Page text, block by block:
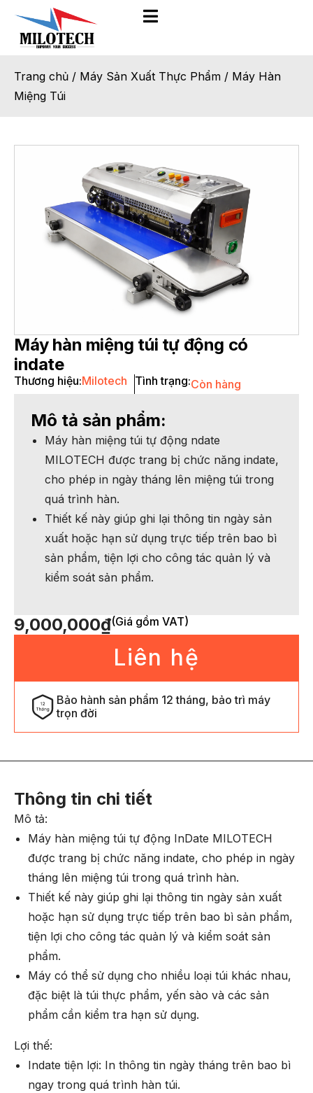
Trang chủ / Máy Sản Xuất Thực Phẩm / Máy Hàn
Miệng Túi
Máy hàn miệng túi tự động có
indate
Thương hiệu:Milotech Tình trạng:Còn hàng
Mô tả sản phẩm:
Máy hàn miệng túi tự động ndate
MILOTECH được trang bị chức năng indate,
cho phép in ngày tháng lên miệng túi trong
quá trình hàn.
Thiết kế này giúp ghi lại thông tin ngày sản
xuất hoặc hạn sử dụng trực tiếp trên bao bì
sản phẩm, tiện lợi cho công tác quản lý và
kiểm soát sản phẩm.
9,000,000₫(Giá gồm VAT)
Liên hệ
Bảo hành sản phẩm 12 tháng, bảo trì máy
trọn đời
Thông tin chi tiết
Mô tả:
Máy hàn miệng túi tự động InDate MILOTECH
được trang bị chức năng indate, cho phép in ngày
tháng lên miệng túi trong quá trình hàn.
Thiết kế này giúp ghi lại thông tin ngày sản xuất
hoặc hạn sử dụng trực tiếp trên bao bì sản phẩm,
tiện lợi cho công tác quản lý và kiểm soát sản
phẩm.
Máy có thể sử dụng cho nhiều loại túi khác nhau,
đặc biệt là túi thực phẩm, yến sào và các sản
phẩm cần kiểm tra hạn sử dụng.
Lợi thế:
Indate tiện lợi: In thông tin ngày tháng trên bao bì
ngay trong quá trình hàn túi.